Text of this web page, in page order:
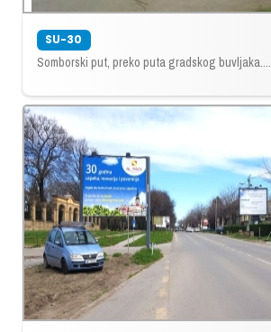
SU-30
Somborski put, preko puta gradskog buvljaka....